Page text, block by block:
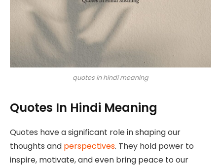
quotes in hindi meaning
Quotes In Hindi Meaning
Quotes have a significant role in shaping our
thoughts and perspectives. They hold power to
inspire, motivate, and even bring peace to our